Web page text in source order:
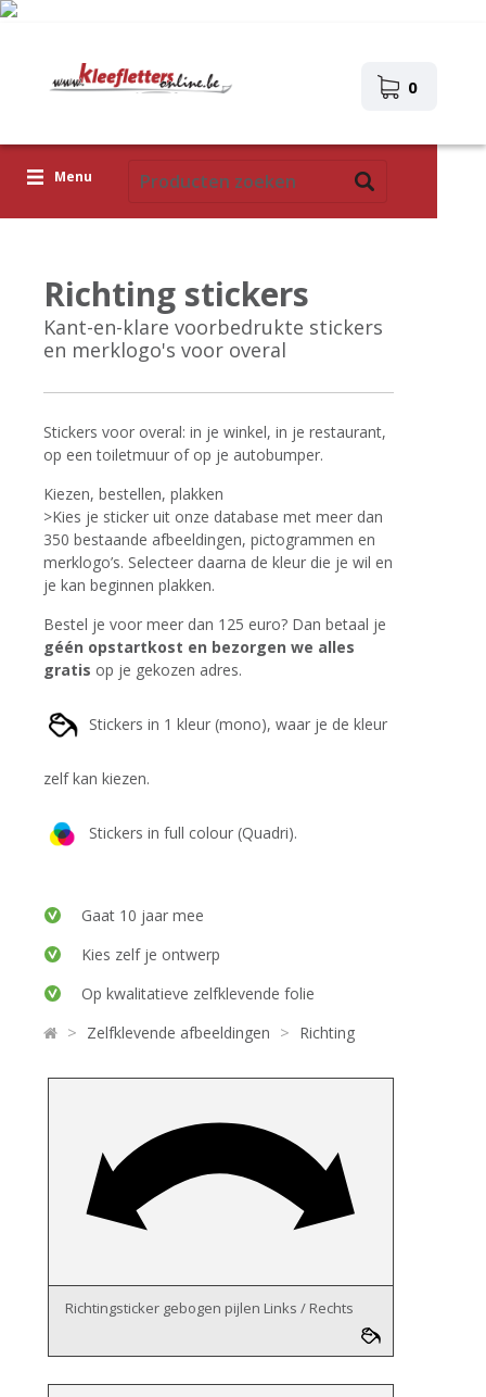
0
Menu
Icoontjes
Plakplaatjes
Richting stickers
Kant-en-klare voorbedrukte stickers
en merklogo's voor overal
Stickers voor overal: in je winkel, in je restaurant,
op een toiletmuur of op je autobumper.
Kiezen, bestellen, plakken
>Kies je sticker uit onze database met meer dan
350 bestaande afbeeldingen, pictogrammen en
merklogo’s. Selecteer daarna de kleur die je wil en
je kan beginnen plakken.
Bestel je voor meer dan 125 euro? Dan betaal je
géén opstartkost en bezorgen we alles
gratis op je gekozen adres.
Stickers in 1 kleur (mono), waar je de kleur
zelf kan kiezen.
Stickers in full colour (Quadri).
Gaat 10 jaar mee
Kies zelf je ontwerp
Op kwalitatieve zelfklevende folie
> Zelfklevende afbeeldingen > Richting
Richtingsticker gebogen pijlen Links / Rechts